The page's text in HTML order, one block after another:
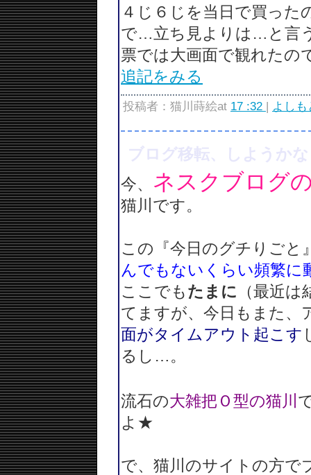
４じ６じを当日で買った
で…立ち見よりは…と言
票では大画面で観れたの
追記をみる
投稿者：猫川蒔絵at 17 :32 | よし
ブログ移転、しようか
今、 ネスクブログ
猫川です。
この『今日のグチりごと
んでもないくらい頻繁に
ここでもたまに （最近
てますが、今日もまた、
面がタイムアウト起こす
るし…。
流石の大雑把Ｏ型の猫川
よ★
で、猫川のサイトの方で